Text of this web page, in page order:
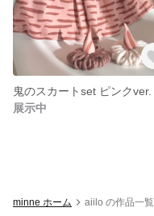
鬼のスカートset ピンクver.
展示中
minne ホーム aiilo の作品一覧